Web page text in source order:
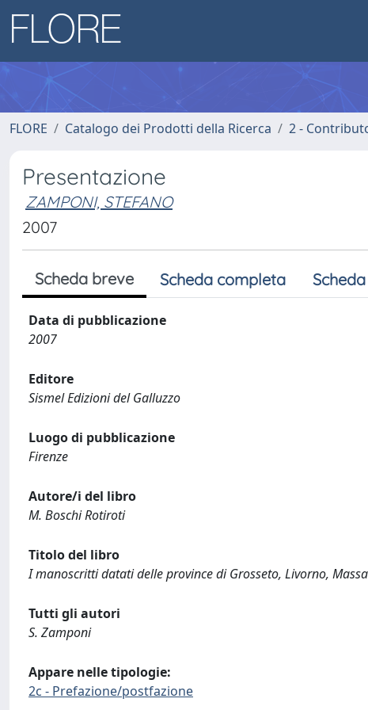
FLORE Catalogo dei Prodotti della Ricerca 2 -
Presentazione
ZAMPONI, STEFANO
2007
Scheda breve Scheda completa
Data di pubblicazione
2007
Editore
Sismel Edizioni del Galluzzo
Luogo di pubblicazione
Firenze
Autore/i del libro
M. Boschi Rotiroti
Titolo del libro
I manoscritti datati delle province di Grosseto, Livorno,
Tutti gli autori
S. Zamponi
Appare nelle tipologie:
2c - Prefazione/postfazione